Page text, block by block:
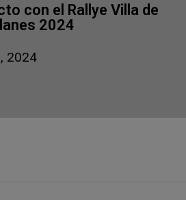
con el Rallye Villa de
2024
2024